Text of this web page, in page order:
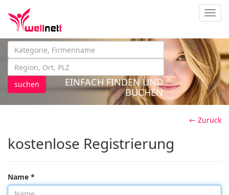
suchen
EINFACH FINDEN UND
BUCHEN
← Zurück
kostenlose Registrierung
Name *